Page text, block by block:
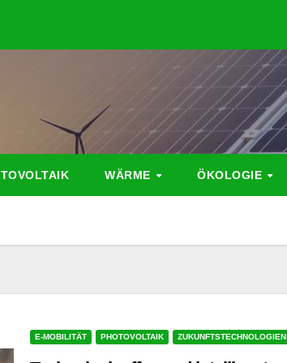
WÄRME ÖKOLOGIE
E-MOBILITÄT PHOTOVOLTAIK ZUKUNFTSTECHNOLOGIEN